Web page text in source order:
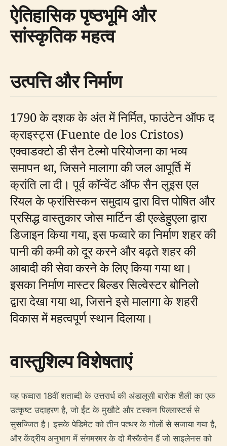
ऐतिहासिक पृष्ठभूमि और
सांस्कृतिक महत्व
उत्पत्ति और निर्माण
1790 के दशक के अंत में निर्मित, फाउंटेन ऑफ द
क्राइस्ट्स (Fuente de los Cristos)
एक्वाडक्टो डी सैन टेल्मो परियोजना का भव्य
समापन था, जिसने मालागा की जल आपूर्ति में
क्रांति ला दी। पूर्व कॉन्वेंट ऑफ सैन लुइस एल
रियल के फ्रांसिस्कन समुदाय द्वारा वित्त पोषित और
प्रसिद्ध वास्तुकार जोस मार्टिन डी एल्डेहुएला द्वारा
डिजाइन किया गया, इस फव्वारे का निर्माण शहर की
पानी की कमी को दूर करने और बढ़ते शहर की
आबादी की सेवा करने के लिए किया गया था।
इसका निर्माण मास्टर बिल्डर सिल्वेस्टर बोनिलो
द्वारा देखा गया था, जिसने इसे मालागा के शहरी
विकास में महत्वपूर्ण स्थान दिलाया।
वास्तुशिल्प विशेषताएं
यह फव्वारा 18वीं शताब्दी के उत्तरार्ध की अंडालूसी बारोक शैली का एक
उत्कृष्ट उदाहरण है, जो ईंट के मुखौटे और टस्कन पिल्लास्टर्स से
सुसज्जित है। इसके पेडिमेट को तीन पत्थर के गोलों से सजाया गया है,
और केंद्रीय अनुभाग में संगमरमर के दो मैस्कैरोन हैं जो साइलेनस को